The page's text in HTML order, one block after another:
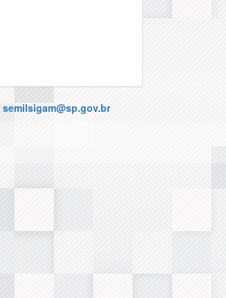
semilsigam@sp.gov.br